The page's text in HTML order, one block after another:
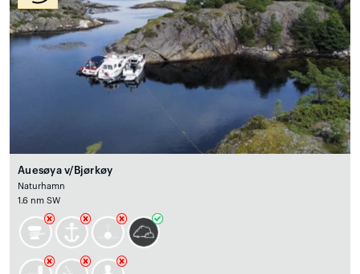
Auesøya v/Bjørkøy
Naturhamn
1.6 nm SW